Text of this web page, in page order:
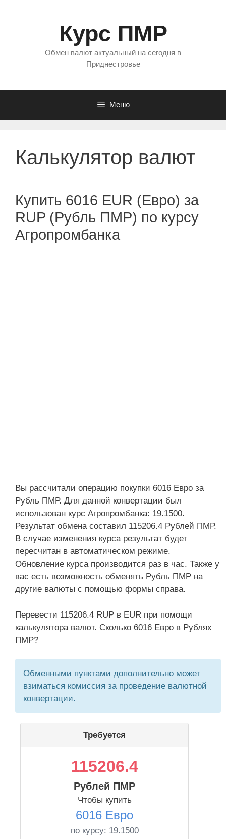
Курс ПМР
Обмен валют актуальный на сегодня в
Приднестровье
Меню
Калькулятор валют
Купить 6016 EUR (Евро) за
RUP (Рубль ПМР) по курсу
Агропромбанка
Вы рассчитали операцию покупки 6016 Евро за
Рубль ПМР. Для данной конвертации был
использован курс Агропромбанка: 19.1500.
Результат обмена составил 115206.4 Рублей ПМР.
В случае изменения курса результат будет
пересчитан в автоматическом режиме.
Обновление курса производится раз в час. Также у
вас есть возможность обменять Рубль ПМР на
другие валюты с помощью формы справа.
Перевести 115206.4 RUP в EUR при помощи
калькулятора валют. Сколько 6016 Евро в Рублях
ПМР?
Обменными пунктами дополнительно может
взиматься комиссия за проведение валютной
конвертации.
Требуется
115206.4
Рублей ПМР
Чтобы купить
6016 Евро
по курсу: 19.1500